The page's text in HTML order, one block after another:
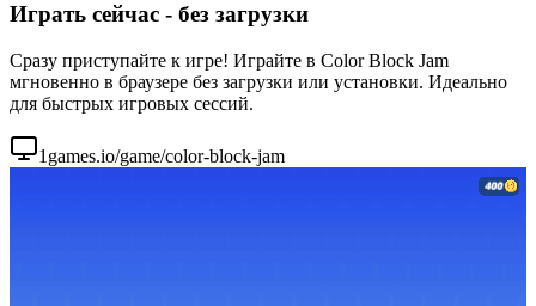
Играть сейчас - без загрузки
Сразу приступайте к игре! Играйте в Color Block Jam
мгновенно в браузере без загрузки или установки. Идеально
для быстрых игровых сессий.
1games.io/game/color-block-jam